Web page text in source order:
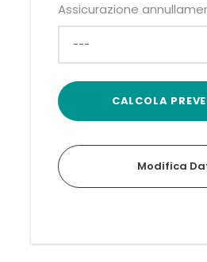
Assicurazione
Modifica